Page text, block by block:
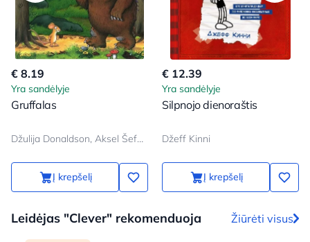
€ 8.19
Yra sandėlyje
Gruffalas
Džulija Donaldson, Aksel Šeffler
Į krepšelį
€ 12.39
Yra sandėlyje
Silpnojo dienoraštis
Džeff Kinni
Į krepšelį
Leidėjas "Clever" rekomenduoja Žiūrėti visus